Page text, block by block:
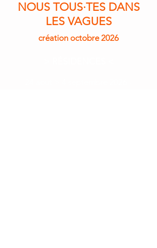
NOUS TOUS·TES DANS
LES VAGUES
création octobre 2026